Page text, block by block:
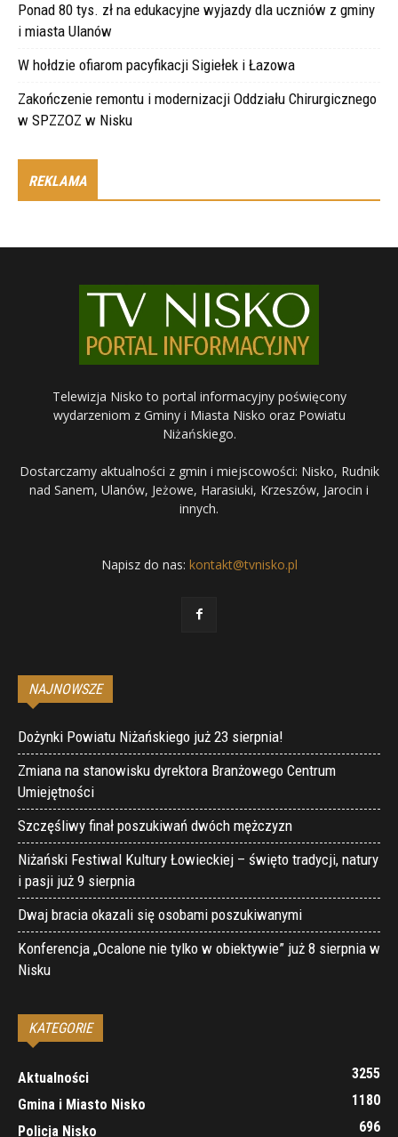
Ponad 80 tys. zł na edukacyjne wyjazdy dla uczniów z gminy
i miasta Ulanów
W hołdzie ofiarom pacyfikacji Sigiełek i Łazowa
Zakończenie remontu i modernizacji Oddziału Chirurgicznego
w SPZZOZ w Nisku
REKLAMA
Telewizja Nisko to portal informacyjny poświęcony
wydarzeniom z Gminy i Miasta Nisko oraz Powiatu
Niżańskiego.
Dostarczamy aktualności z gmin i miejscowości: Nisko, Rudnik
nad Sanem, Ulanów, Jeżowe, Harasiuki, Krzeszów, Jarocin i
innych.
Napisz do nas: kontakt@tvnisko.pl
NAJNOWSZE
Dożynki Powiatu Niżańskiego już 23 sierpnia!
Zmiana na stanowisku dyrektora Branżowego Centrum
Umiejętności
Szczęśliwy finał poszukiwań dwóch mężczyzn
Niżański Festiwal Kultury Łowieckiej – święto tradycji, natury
i pasji już 9 sierpnia
Dwaj bracia okazali się osobami poszukiwanymi
Konferencja „Ocalone nie tylko w obiektywie” już 8 sierpnia w
Nisku
KATEGORIE
Aktualności
3255
Gmina i Miasto Nisko
1180
Policja Nisko
696